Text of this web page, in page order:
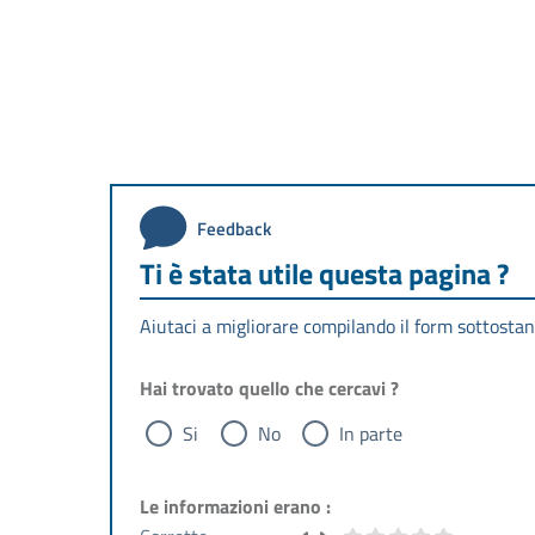
Feedback
Ti è stata utile questa pagina ?
Aiutaci a migliorare compilando il form
Hai trovato quello che cercavi ?
Si
No In parte
Le informazioni erano :